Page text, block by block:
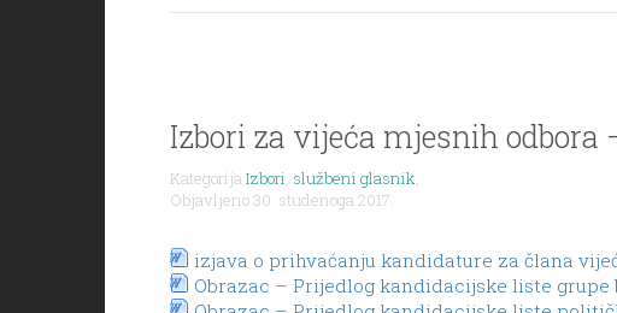
Izbori za vijeća mjesnih
KategorijaIzbori, službeni glasnik,
Objavljeno 30. studenoga 2017.
izjava o prihvaćanju kandidature za člana
Obrazac – Prijedlog kandidacijske liste grupe